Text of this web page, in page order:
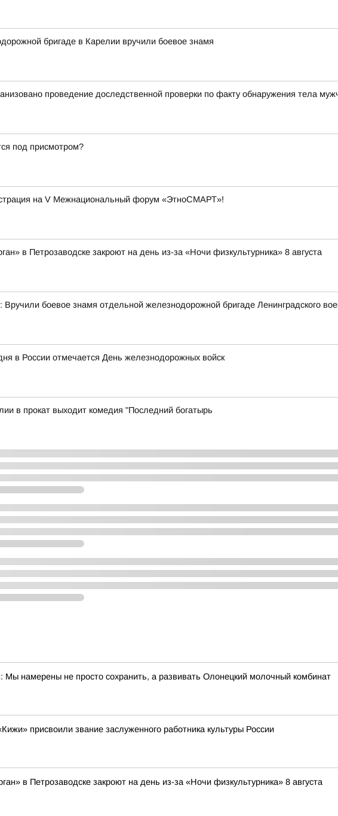
бригаде в Карелии вручили боевое знамя
проведение доследственной проверки по факту обнаружения тела
под присмотром?
на V Межнациональный форум «ЭтноСМАРТ»!
в Петрозаводске закроют на день из-за «Ночи физкультурника» 8 августа
боевое знамя отдельной железнодорожной бригаде Ленинградского
в России отмечается День железнодорожных войск
в прокат выходит комедия "Последний богатырь
Мы намерены не просто сохранить, а развивать Олонецкий молочный комбинат
присвоили звание заслуженного работника культуры России
в Петрозаводске закроют на день из-за «Ночи физкультурника» 8 августа